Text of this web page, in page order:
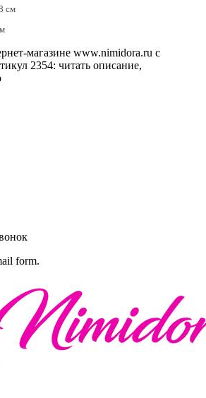
см
магазине www.nimidora.ru с
2354: читать описание,
form.